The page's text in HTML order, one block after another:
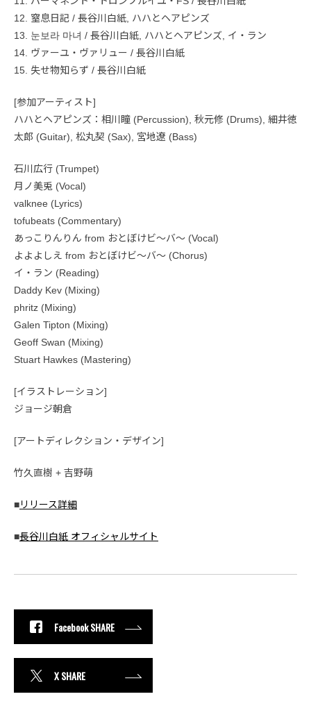
12. 窒息日記 / 長谷川白紙, ハハとヘアピンズ
13. 눈보라 마녀 / 長谷川白紙, ハハとヘアピンズ, イ・ラン
14. ヴァーユ・ヴァリュー / 長谷川白紙
15. 失せ物知らず / 長谷川白紙
[参加アーティスト]
ハハとヘアピンズ：相川瞳 (Percussion), 秋元修 (Drums), 細井徳
太郎 (Guitar), 松丸契 (Sax), 宮地遼 (Bass)
石川広行 (Trumpet)
月ノ美兎 (Vocal)
valknee (Lyrics)
tofubeats (Commentary)
あっこりんりん from おとぼけビ〜バ〜 (Vocal)
よよよしえ from おとぼけビ〜バ〜 (Chorus)
イ・ラン (Reading)
Daddy Kev (Mixing)
phritz (Mixing)
Galen Tipton (Mixing)
Geoff Swan (Mixing)
Stuart Hawkes (Mastering)
[イラストレーション]
ジョージ朝倉
[アートディレクション・デザイン]
竹久直樹 + 吉野萌
■リリース詳細
■長谷川白紙 オフィシャルサイト
Facebook SHARE
X SHARE